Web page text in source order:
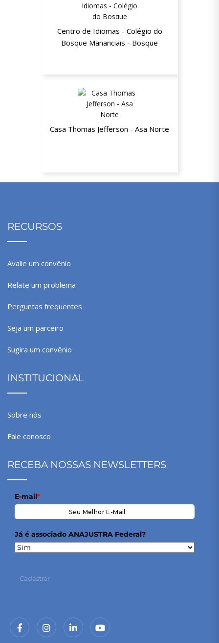
Centro de Idiomas - Colégio do
Bosque Mananciais - Bosque
Casa Thomas Jefferson - Asa Norte
RECURSOS
Avalie um convênio
Relate um problema
Perguntas frequentes
Seja um parceiro
Sugira um convênio
INSTITUCIONAL
Sobre nós
Fale conosco
RECEBA NOSSAS NEWSLETTERS
E-mail*
Já é associado ANAJUSTRA Federal?
Cadastrar